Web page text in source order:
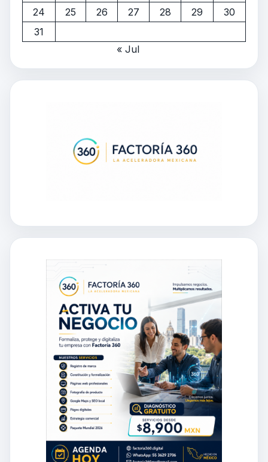
24
25 26 27 28 29
30
31
« Jul